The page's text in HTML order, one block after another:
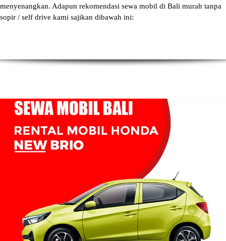
menyenangkan. Adapun rekomendasi sewa mobil di Bali murah tanpa
sopir / self drive kami sajikan dibawah ini: